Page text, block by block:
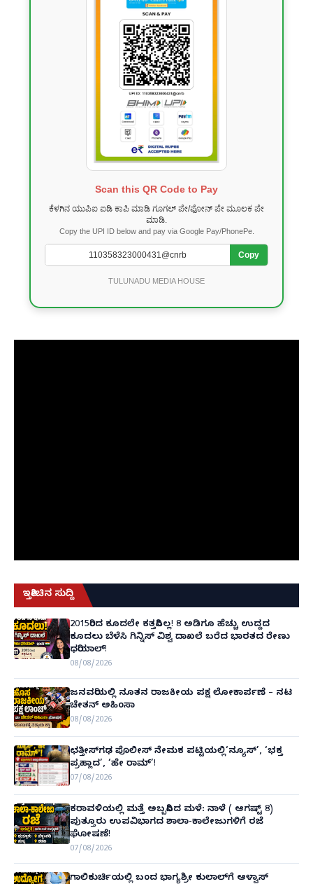
Scan this QR Code to Pay
ಕೆಳಗಿನ ಯುಪಿಐ ಐಡಿ ಕಾಪಿ ಮಾಡಿ ಗೂಗಲ್ ಪೇ/ಫೋನ್ ಪೇ ಮೂಲಕ ಪೇ
ಮಾಡಿ.
Copy the UPI ID below and pay via Google Pay/PhonePe.
Copy
TULUNADU MEDIA HOUSE
ಇತ್ತೀಚಿನ ಸುದ್ದಿ
2015ರಿಂದ ಕೂದಲೇ ಕತ್ತರಿಸಿಲ್ಲ! 8 ಅಡಿಗೂ ಹೆಚ್ಚು ಉದ್ದದ
ಕೂದಲು ಬೆಳೆಸಿ ಗಿನ್ನಿಸ್ ವಿಶ್ವ ದಾಖಲೆ ಬರೆದ ಭಾರತದ ರೇಣು
ಧರಿಯಾಲ್!
08/08/2026
ಜನವರಿಯಲ್ಲಿ ನೂತನ ರಾಜಕೀಯ ಪಕ್ಷ ಲೋಕಾರ್ಪಣೆ – ನಟ
ಚೇತನ್ ಅಹಿಂಸಾ
08/08/2026
ಛತ್ತೀಸ್‌ಗಢ ಪೊಲೀಸ್ ನೇಮಕ ಪಟ್ಟಿಯಲ್ಲಿ‘ನ್ಯೂಸ್’, ‘ಭಕ್ತ
ಪ್ರಹ್ಲಾದ’, ‘ಹೇ ರಾಮ್’!
07/08/2026
ಕರಾವಳಿಯಲ್ಲಿ ಮತ್ತೆ ಅಬ್ಬರಿಸಿದ ಮಳೆ: ನಾಳೆ ( ಆಗಷ್ಟ್ 8)
ಪುತ್ತೂರು ಉಪವಿಭಾಗದ ಶಾಲಾ-ಕಾಲೇಜುಗಳಿಗೆ ರಜೆ
ಘೋಷಣೆ!
07/08/2026
ಗಾಲಿಕುರ್ಚಿಯಲ್ಲಿ ಬಂದ ಭಾಗ್ಯಶ್ರೀ ಕುಲಾಲ್‌ಗೆ ಆಳ್ವಾಸ್